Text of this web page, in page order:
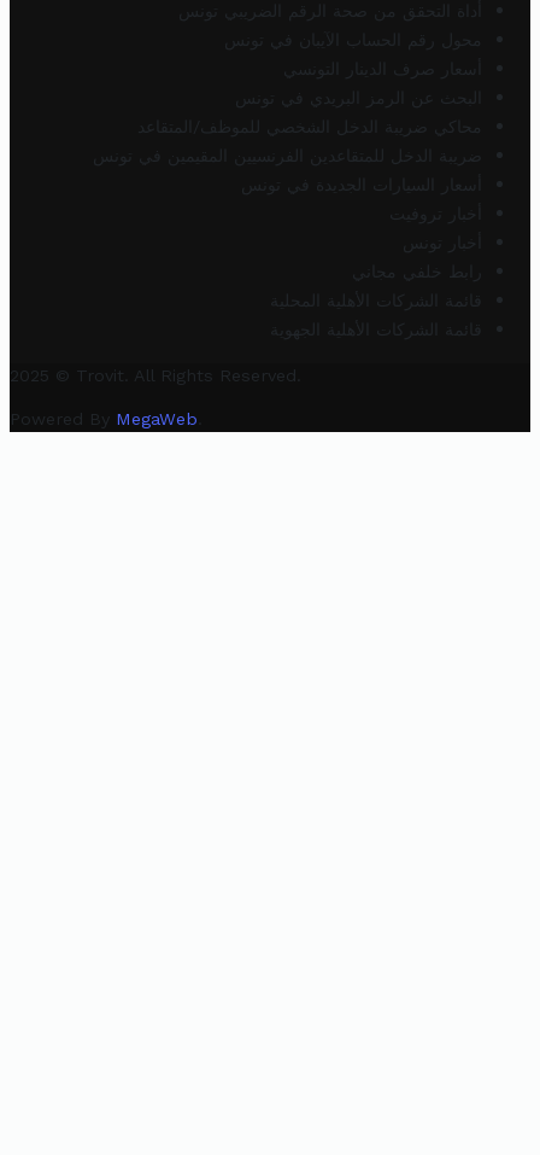
أداة التحقق من صحة الرقم الضريبي تونس
محول رقم الحساب الآيبان في تونس
أسعار صرف الدينار التونسي
البحث عن الرمز البريدي في تونس
محاكي ضريبة الدخل الشخصي للموظف/المتقاعد
ضريبة الدخل للمتقاعدين الفرنسيين المقيمين في تونس
أسعار السيارات الجديدة في تونس
أخبار تروفيت
أخبار تونس
رابط خلفي مجاني
قائمة الشركات الأهلية المحلية
قائمة الشركات الأهلية الجهوية
2025 © Trovit. All Rights Reserved.
Powered By MegaWeb